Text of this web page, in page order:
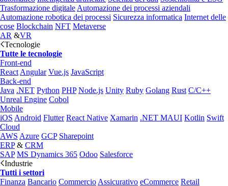
Trasformazione digitale Automazione dei processi aziendali
Automazione robotica dei processi Sicurezza informatica Internet delle
cose Blockchain NFT Metaverse
AR &VR
Tecnologie
Tutte le tecnologie
Front-end
React Angular Vue.js JavaScript
Back-end
Java .NET Python PHP Node.js Unity Ruby Golang Rust C/C++
Unreal Engine Cobol
Mobile
iOS Android Flutter React Native Xamarin .NET MAUI Kotlin Swift
Cloud
AWS Azure GCP Sharepoint
ERP& CRM
SAP MS Dynamics 365 Odoo Salesforce
Industrie
Tutti i settori
Finanza Bancario Commercio Assicurativo eCommerce Retail